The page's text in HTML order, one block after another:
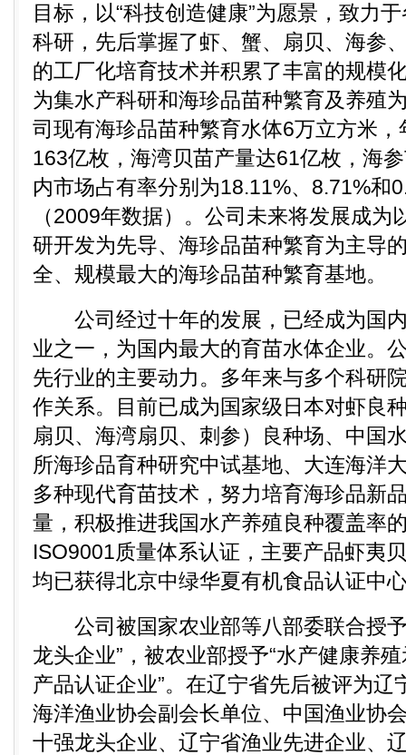
目标，以“科技创造健康”为愿景，致力
科研，先后掌握了虾、蟹、扇贝、海参
的工厂化培育技术并积累了丰富的规模
为集水产科研和海珍品苗种繁育及养殖
司现有海珍品苗种繁育水体6万立方米
163亿枚，海湾贝苗产量达61亿枚，海
内市场占有率分别为18.11%、8.71%和
（2009年数据）。公司未来将发展成为
研开发为先导、海珍品苗种繁育为主导
全、规模最大的海珍品苗种繁育基地。
公司经过十年的发展，已经成为国内
业之一，为国内最大的育苗水体企业。
先行业的主要动力。多年来与多个科研
作关系。目前已成为国家级日本对虾良
扇贝、海湾扇贝、刺参）良种场、中国
所海珍品育种研究中试基地、大连海洋
多种现代育苗技术，努力培育海珍品新
量，积极推进我国水产养殖良种覆盖率
ISO9001质量体系认证，主要产品虾夷
均已获得北京中绿华夏有机食品认证中
公司被国家农业部等八部委联合授予
龙头企业”，被农业部授予“水产健康养
产品认证企业”。在辽宁省先后被评为辽
海洋渔业协会副会长单位、中国渔业协
十强龙头企业、辽宁省渔业先进企业、